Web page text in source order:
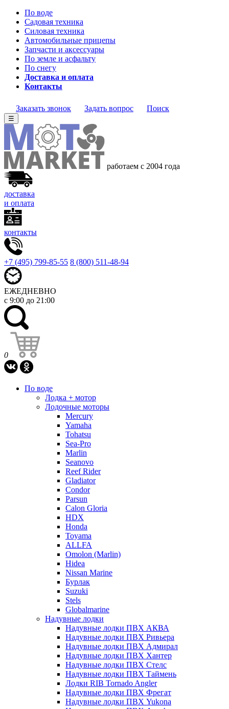
По воде
Садовая техника
Силовая техника
Автомобильные прицепы
Запчасти и аксессуары
По земле и асфальту
По снегу
Доставка и оплата
Контакты
Заказать звонок Задать вопрос Поиск
☰
работаем с 2004 года
доставка
и оплата
контакты
+7 (495) 799-85-55 8 (800) 511-48-94
ЕЖЕДНЕВНО
с 9:00 до 21:00
0
По воде
Лодка + мотор
Лодочные моторы
Mercury
Yamaha
Tohatsu
Sea-Pro
Marlin
Seanovo
Reef Rider
Gladiator
Condor
Parsun
Calon Gloria
HDX
Honda
Toyama
ALLFA
Omolon (Marlin)
Hidea
Nissan Marine
Бурлак
Suzuki
Stels
Globalmarine
Надувные лодки
Надувные лодки ПВХ АКВА
Надувные лодки ПВХ Ривьера
Надувные лодки ПВХ Адмирал
Надувные лодки ПВХ Хантер
Надувные лодки ПВХ Стелс
Надувные лодки ПВХ Таймень
Лодки RIB Tornado Angler
Надувные лодки ПВХ Фрегат
Надувные лодки ПВХ Yukona